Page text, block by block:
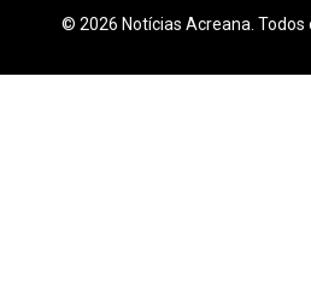
© 2026 Notícias Acreana. Todos